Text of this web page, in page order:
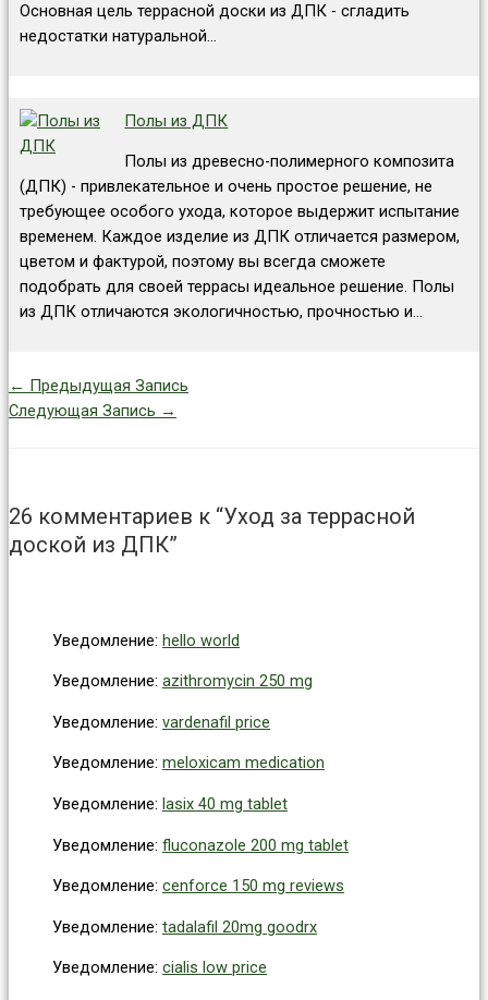
Основная цель террасной доски из ДПК - сгладить
недостатки натуральной…
Полы из ДПК
Полы из древесно-полимерного композита
(ДПК) - привлекательное и очень простое решение, не
требующее особого ухода, которое выдержит испытание
временем. Каждое изделие из ДПК отличается размером,
цветом и фактурой, поэтому вы всегда сможете
подобрать для своей террасы идеальное решение. Полы
из ДПК отличаются экологичностью, прочностью и…
← Предыдущая Запись
Следующая Запись →
26 комментариев к “Уход за террасной
доской из ДПК”
Уведомление: hello world
Уведомление: azithromycin 250 mg
Уведомление: vardenafil price
Уведомление: meloxicam medication
Уведомление: lasix 40 mg tablet
Уведомление: fluconazole 200 mg tablet
Уведомление: cenforce 150 mg reviews
Уведомление: tadalafil 20mg goodrx
Уведомление: cialis low price